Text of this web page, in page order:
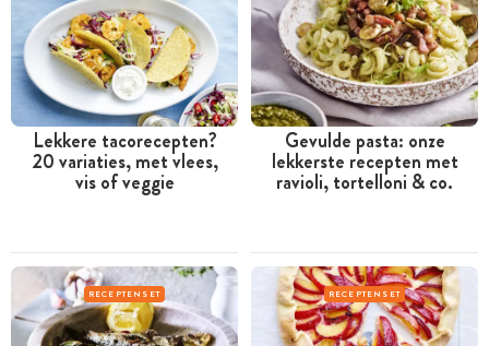
Lekkere tacorecepten?
20 variaties, met vlees,
vis of veggie
Gevulde pasta: onze
lekkerste recepten met
ravioli, tortelloni & co.
RECEPTENSET RECEPTENSET